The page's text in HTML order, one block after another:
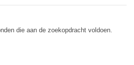
die aan de zoekopdracht voldoen.